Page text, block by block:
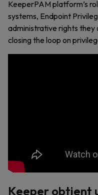
KeeperPAM platform’s
systems, Endpoint
administrative rights they
closing the loop on
Keeper obtient